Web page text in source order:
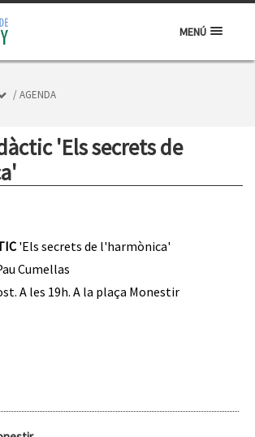
MENÚ
/AGENDA
'Els secrets de
'Els secrets de l'harmònica'
Cumellas
A les 19h. A la plaça Monestir